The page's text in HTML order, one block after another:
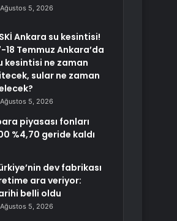
Ağustos 5, 2026
Ankara su kesintisi!
18 Temmuz Ankara’da
kesintisi ne zaman
sular ne zaman
Ağustos 5, 2026
piyasası fonları
%4,70 geride kaldı
dev fabrikası
ara veriyor:
belli oldu
Ağustos 5, 2026